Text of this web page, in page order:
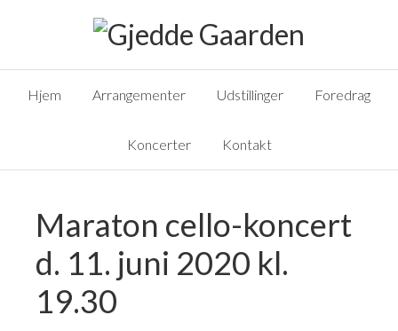
Hjem Arrangementer Udstillinger Foredrag
Koncerter Kontakt
Maraton cello-koncert
d. 11. juni 2020 kl.
19.30